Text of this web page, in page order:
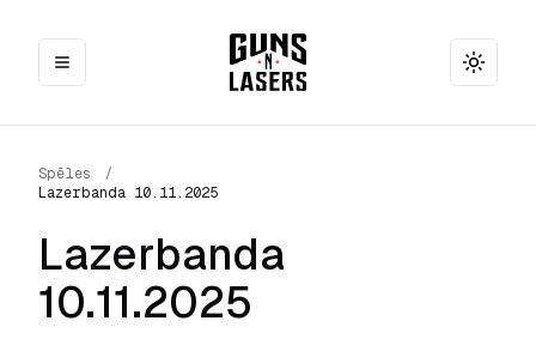
Toggle
Spēles
/
Lazerbanda 10.11.2025
Lazerbanda
10.11.2025